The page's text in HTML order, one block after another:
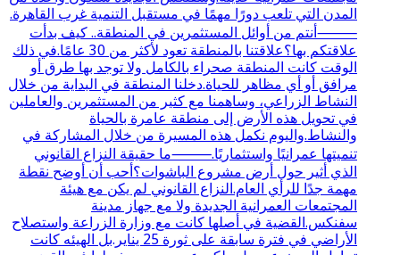
المدن التي تلعب دورًا مهمًا في مستقبل التنمية غرب القاهرة.
⸻أنتم من أوائل المستثمرين في المنطقة.. كيف بدأت
علاقتكم بها؟علاقتنا بالمنطقة تعود لأكثر من 30 عامًا.في ذلك
الوقت كانت المنطقة صحراء بالكامل ولا توجد بها طرق أو
مرافق أو أي مظاهر للحياة.دخلنا المنطقة في البداية من خلال
النشاط الزراعي، وساهمنا مع كثير من المستثمرين والعاملين
في تحويل هذه الأرض إلى منطقة عامرة بالحياة
والنشاط.واليوم نكمل هذه المسيرة من خلال المشاركة في
تنميتها عمرانيًا واستثماريًا.⸻ما حقيقة النزاع القانوني
الذي أثير حول أرض مشروع الباشوات؟أحب أن أوضح نقطة
مهمة جدًا للرأي العام.النزاع القانوني لم يكن مع هيئة
المجتمعات العمرانية الجديدة ولا مع جهاز مدينة
سفنكس.القضية في أصلها كانت مع وزارة الزراعة واستصلاح
الأراضي في فترة سابقة على ثورة 25 يناير.بل الهيئه كانت